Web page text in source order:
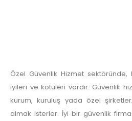
Özel Güvenlik Hizmet
iyileri ve kötüleri vardır. Güvenlik
kurum, kuruluş yada özel
almak isterler. İyi bir güvenlik